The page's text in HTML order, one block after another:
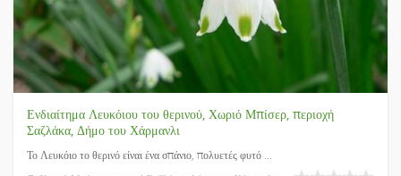
Ενδιαίτημα Λευκόιου του θερινού, Χωριό Μπίσερ, περιοχή
Σαζλάκα, Δήμο του Χάρμανλι
Το Λευκόιο το θερινό είναι ένα σπάνιο, πολυετές φυτό ...